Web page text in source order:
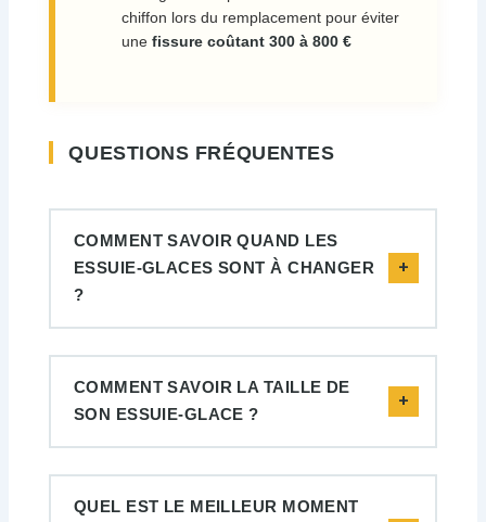
chiffon lors du remplacement pour éviter
une fissure coûtant 300 à 800 €
QUESTIONS FRÉQUENTES
COMMENT SAVOIR QUAND LES
ESSUIE-GLACES SONT À CHANGER
?
COMMENT SAVOIR LA TAILLE DE
SON ESSUIE-GLACE ?
QUEL EST LE MEILLEUR MOMENT